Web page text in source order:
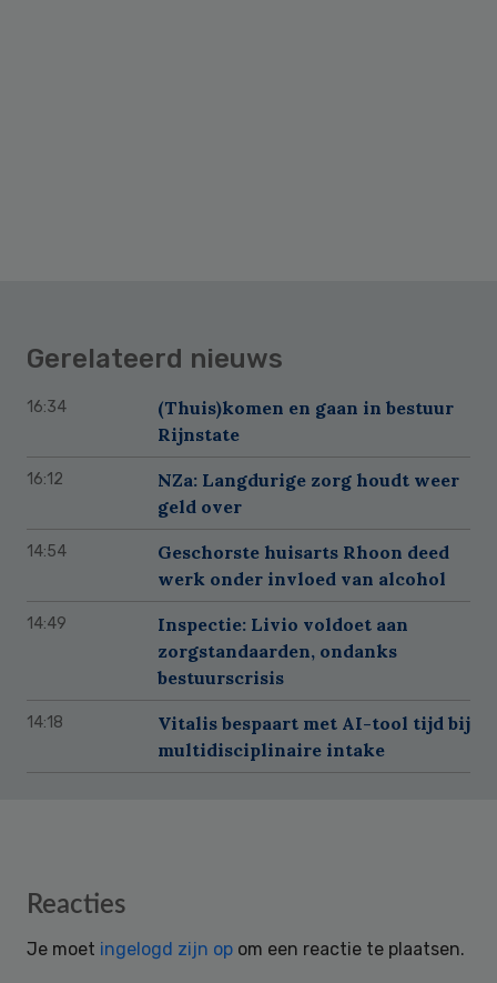
Gerelateerd nieuws
16:34
(Thuis)komen en gaan in bestuur
Rijnstate
16:12
NZa: Langdurige zorg houdt weer
geld over
14:54
Geschorste huisarts Rhoon deed
werk onder invloed van alcohol
14:49
Inspectie: Livio voldoet aan
zorgstandaarden, ondanks
bestuurscrisis
14:18
Vitalis bespaart met AI-tool tijd bij
multidisciplinaire intake
Reader
Reacties
Je moet ingelogd zijn op om een reactie te plaatsen.